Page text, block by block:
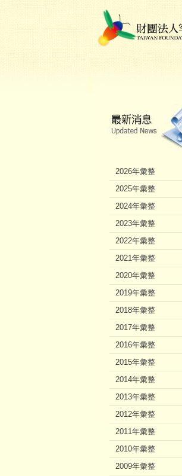
2026年彙整
2025年彙整
2024年彙整
2023年彙整
2022年彙整
2021年彙整
2020年彙整
2019年彙整
2018年彙整
2017年彙整
2016年彙整
2015年彙整
2014年彙整
2013年彙整
2012年彙整
2011年彙整
2010年彙整
2009年彙整